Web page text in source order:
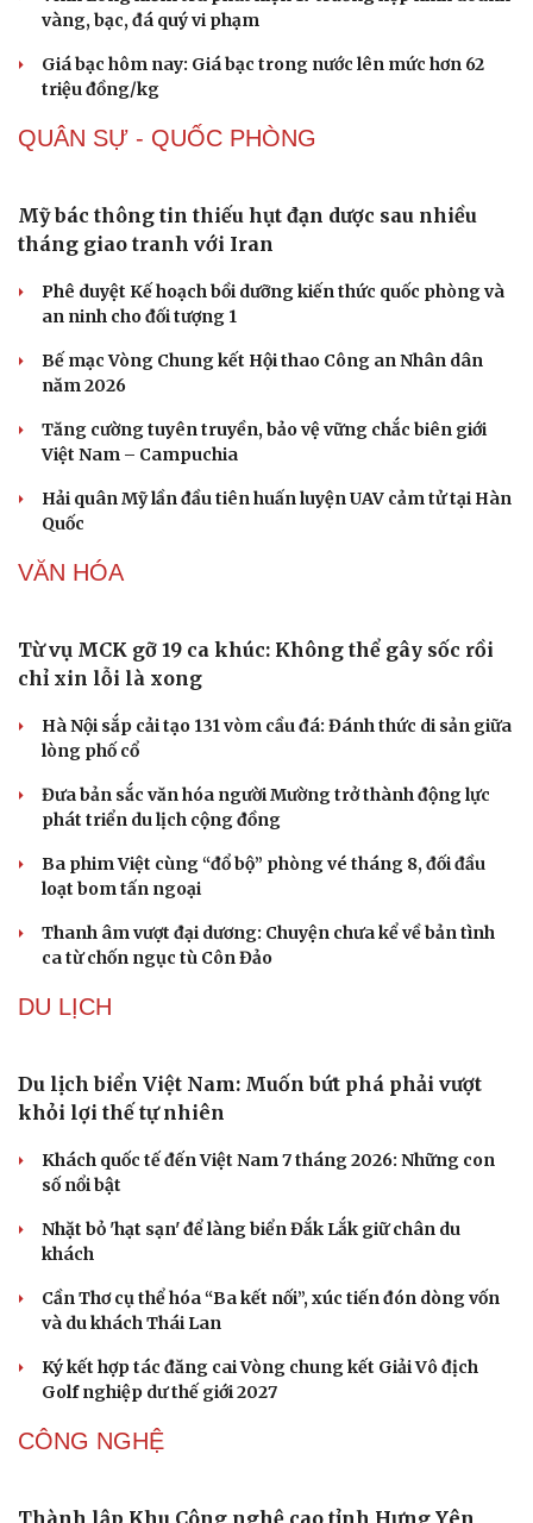
Dinh dưỡng - món ngon
Cây thuốc
Nhi khoa
Nam khoa
Làm đẹp - giảm cân
Phòng mạch online
Ăn sạch sống khỏe
Nhà đẹp
Giá cà phê hôm nay 7/8: Cà phê trong nước tiếp đà
tăng, lên mức 99.000 đồng/kg
lượng bị xử phạt hơn 1,7 tỷ đồng
chiều nay 6/8
Vĩnh Long kiểm tra phát hiện 17 trường hợp kinh doanh
Giá bạc hôm nay: Giá bạc trong nước lên mức hơn 62
QUÂN SỰ - QUỐC PHÒNG
Mỹ bác thông tin thiếu hụt đạn dược sau nhiều
tháng giao tranh với Iran
an ninh cho đối tượng 1
năm 2026
Tăng cường tuyên truyền, bảo vệ vững chắc biên giới
Việt Nam – Campuchia
Hải quân Mỹ lần đầu tiên huấn luyện UAV cảm tử tại Hàn
VĂN HÓA
Từ vụ MCK gỡ 19 ca khúc: Không thể gây sốc rồi
chỉ xin lỗi là xong
lòng phố cổ
phát triển du lịch cộng đồng
Ba phim Việt cùng “đổ bộ” phòng vé tháng 8, đối đầu
Thanh âm vượt đại dương: Chuyện chưa kể về bản tình
DU LỊCH
khỏi lợi thế tự nhiên
số nổi bật
khách